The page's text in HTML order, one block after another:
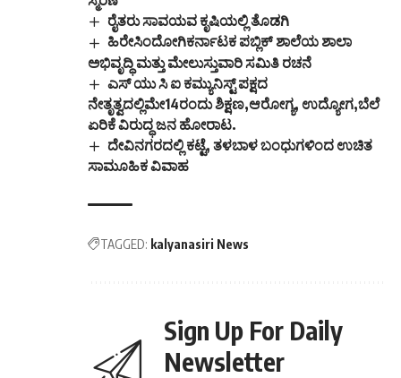
ರೈತರು ಸಾವಯವ ಕೃಷಿಯಲ್ಲಿ ತೊಡಗಿ
ಹಿರೇಸಿಂದೋಗಿಕರ್ನಾಟಕ ಪಬ್ಲಿಕ್ ಶಾಲೆಯ ಶಾಲಾ
ಅಭಿವೃದ್ಧಿ ಮತ್ತು ಮೇಲುಸ್ತುವಾರಿ ಸಮಿತಿ ರಚನೆ
ಎಸ್ ಯು ಸಿ ಐ ಕಮ್ಯುನಿಸ್ಟ್ ಪಕ್ಷದ
ನೇತೃತ್ವದಲ್ಲಿಮೇ14ರಂದು ಶಿಕ್ಷಣ,ಆರೋಗ್ಯ, ಉದ್ಯೋಗ,ಬೆಲೆ
ಏರಿಕೆ ವಿರುದ್ಧ ಜನ ಹೋರಾಟ.
ದೇವಿನಗರದಲ್ಲಿ ಕಟ್ಟೆ, ತಳಬಾಳ ಬಂಧುಗಳಿಂದ ಉಚಿತ
ಸಾಮೂಹಿಕ ವಿವಾಹ
TAGGED: kalyanasiri News
Sign Up For Daily
Newsletter